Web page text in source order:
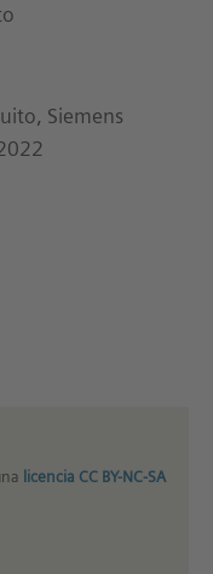
Siemens
licencia CC BY-NC-SA